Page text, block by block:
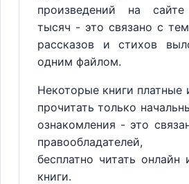
произведений на
тысяч - это связано с
рассказов и стихов
одним файлом.
Некоторые книги
прочитать только
ознакомления - это
правообладателей,
бесплатно читать онлайн
книги.